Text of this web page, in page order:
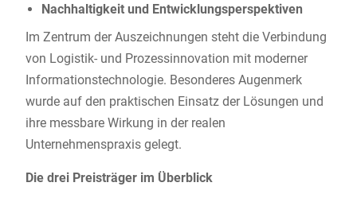
Nachhaltigkeit und Entwicklungsperspektiven
Im Zentrum der Auszeichnungen steht die Verbindung
von Logistik- und Prozessinnovation mit moderner
Informationstechnologie. Besonderes Augenmerk
wurde auf den praktischen Einsatz der Lösungen und
ihre messbare Wirkung in der realen
Unternehmenspraxis gelegt.
Die drei Preisträger im Überblick